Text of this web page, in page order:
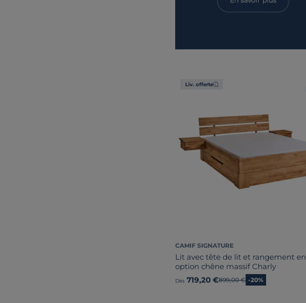
Liv. offerte
CAMIF SIGNATURE
Lit avec tête de lit et rangement en
option chêne massif Charly
Dès 719,20 €Ancien prix
899,00 € -20%